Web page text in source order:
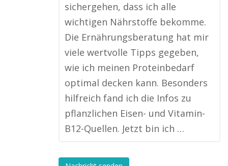
sichergehen, dass ich alle
wichtigen Nährstoffe bekomme.
Die Ernährungsberatung hat mir
viele wertvolle Tipps gegeben,
wie ich meinen Proteinbedarf
optimal decken kann. Besonders
hilfreich fand ich die Infos zu
pflanzlichen Eisen- und Vitamin-
B12-Quellen. Jetzt bin ich …